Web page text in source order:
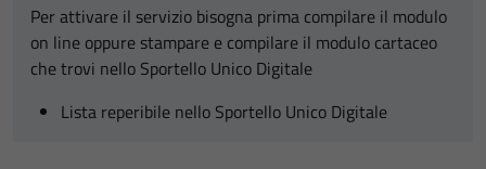
Per attivare il servizio bisogna prima compilare il modulo
on line oppure stampare e compilare il modulo cartaceo
che trovi nello Sportello Unico Digitale
Lista reperibile nello Sportello Unico Digitale